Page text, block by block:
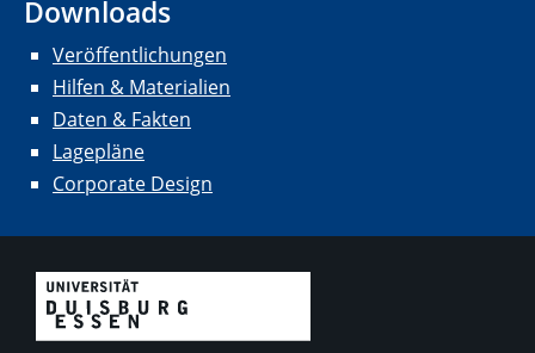
Downloads
Veröffentlichungen
Hilfen & Materialien
Daten & Fakten
Lagepläne
Corporate Design